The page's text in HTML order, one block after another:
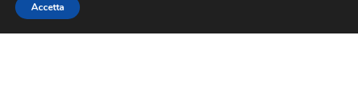
turismo@pecconfesercentinaz.it
Accetta